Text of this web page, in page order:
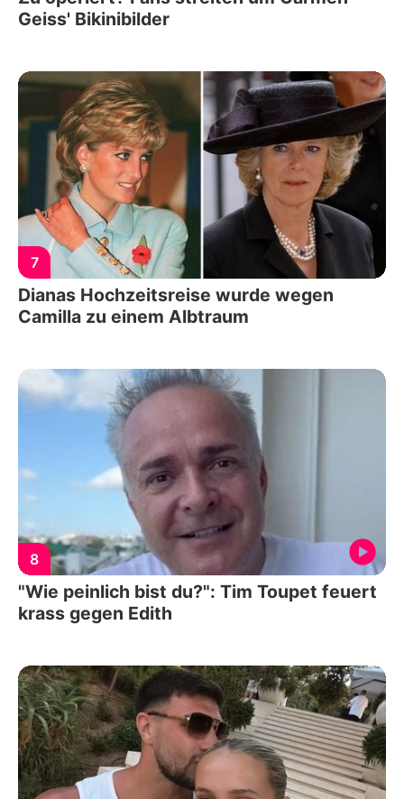
Geiss' Bikinibilder
7
Dianas Hochzeitsreise wurde wegen
Camilla zu einem Albtraum
8
"Wie peinlich bist du?": Tim Toupet feuert
krass gegen Edith